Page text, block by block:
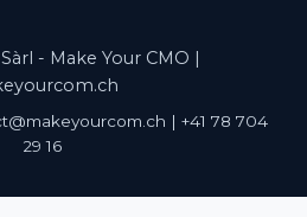
- Make Your CMO |
| +41 78 704
29 16